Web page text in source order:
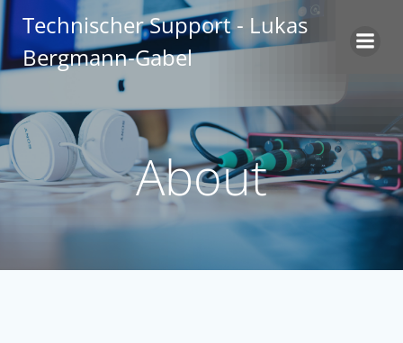
Zum
Inhalt
springen
Technischer Support - Lukas
Bergmann-Gabel
About